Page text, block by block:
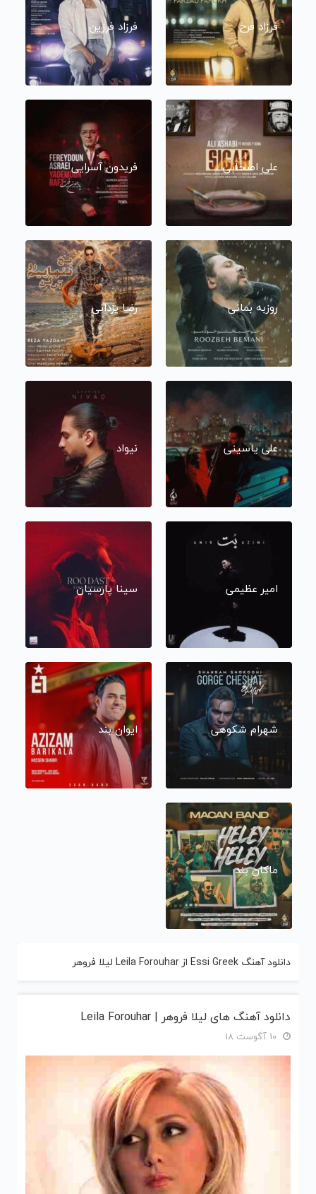
فرزاد فرخ فرزاد فرزین
علی اصحابی فریدون آسرایی
روزبه بمانی رضا یزدانی
علی یاسینی نیواد
امیر عظیمی سینا پارسیان
شهرام شکوهی ایوان بند
ماکان بند
دانلود آهنگ Essi Greek از Leila Forouhar لیلا فروهر
دانلود آهنگ های لیلا فروهر | Leila Forouhar